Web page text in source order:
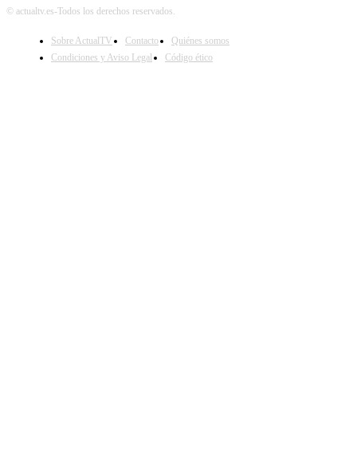
© actualtv.es-Todos los derechos reservados.
Sobre ActualTV Contacto
Quiénes somos
Condiciones y Aviso Legal
Código ético